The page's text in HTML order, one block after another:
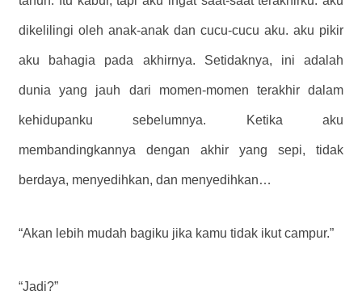
dikelilingi oleh anak-anak dan cucu-cucu aku. aku pikir
aku bahagia pada akhirnya. Setidaknya, ini adalah
dunia yang jauh dari momen-momen terakhir dalam
kehidupanku sebelumnya. Ketika aku
membandingkannya dengan akhir yang sepi, tidak
berdaya, menyedihkan, dan menyedihkan…
“Akan lebih mudah bagiku jika kamu tidak ikut campur.”
“Jadi?”